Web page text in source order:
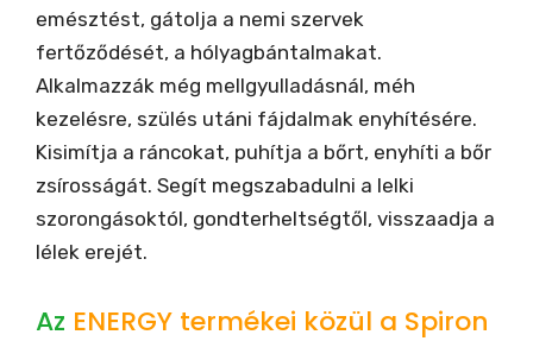
emésztést, gátolja a nemi szervek
fertőződését, a hólyagbántalmakat.
Alkalmazzák még mellgyulladásnál, méh
kezelésre, szülés utáni fájdalmak enyhítésére.
Kisimítja a ráncokat, puhítja a bőrt, enyhíti a bőr
zsírosságát. Segít megszabadulni a lelki
szorongásoktól, gondterheltségtől, visszaadja a
lélek erejét.
Az ENERGY termékei közül a Spiron